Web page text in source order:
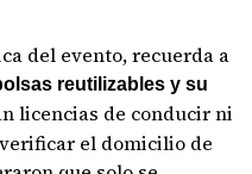
del evento, recuerda a
reutilizables y su
licencias de conducir ni
el domicilio de